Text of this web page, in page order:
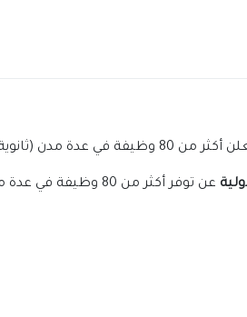
مدن (ثانوية فأعلى)
عن توفر أكثر من 80 وظيفة في عدة مدن بالمملكة، لحملة الثانوية فأعلى، وذلك وفقاً للتفاصيل وطريقة التقديم الموضحة أدناه.